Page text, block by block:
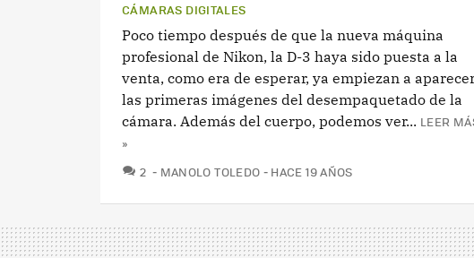
CÁMARAS DIGITALES
Poco tiempo después de que la nueva máquina
profesional de Nikon, la D-3 haya sido puesta a la
venta, como era de esperar, ya empiezan a
las primeras imágenes del desempaquetado de la
cámara. Además del cuerpo, podemos ver... LEER
»
2 COMENTARIOS
MANOLO TOLEDO HACE 19 AÑOS